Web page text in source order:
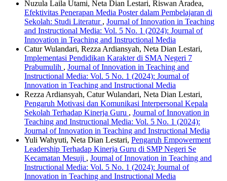
Nuzula Laila Utami, Neta Dian Lestari, Riswan Aradea,
Efektivitas Penerapan Media Poster dalam Pembelajaran di
Sekolah: Studi Literatur , Journal of Innovation in Teaching
and Instructional Media: Vol. 5 No. 1 (2024): Journal of
Innovation in Teaching and Instructional Media
Catur Wulandari, Rezza Ardiansyah, Neta Dian Lestari,
Implementasi Pendidikan Karakter di SMA Negeri 7
Prabumulih , Journal of Innovation in Teaching and
Instructional Media: Vol. 5 No. 1 (2024): Journal of
Innovation in Teaching and Instructional Media
Rezza Ardiansyah, Catur Wulandari, Neta Dian Lestari,
Pengaruh Motivasi dan Komunikasi Interpersonal Kepala
Sekolah Terhadap Kinerja Guru , Journal of Innovation in
Teaching and Instructional Media: Vol. 5 No. 1 (2024):
Journal of Innovation in Teaching and Instructional Media
Yuli Wahyuti, Neta Dian Lestari, Pengaruh Empowerment
Leadership Terhadap Kinerja Guru di SMP Negeri Se
Kecamatan Mesuji , Journal of Innovation in Teaching and
Instructional Media: Vol. 5 No. 1 (2024): Journal of
Innovation in Teaching and Instructional Media